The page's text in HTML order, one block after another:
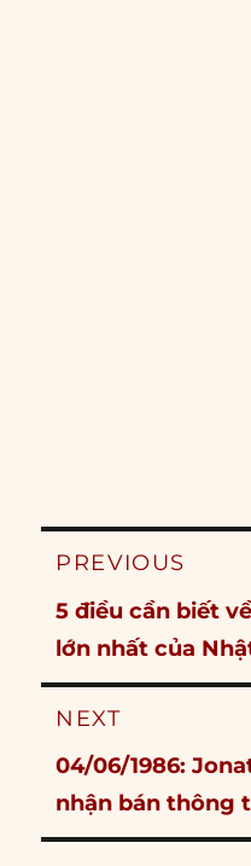
Post
PREVIOUS
Previous
post:
5 điều cần biết
lớn nhất của
NEXT
Next
post:
04/06/1986:
nhận bán thông